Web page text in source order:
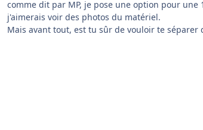
comme dit par MP, je pose une option pour une
j'aimerais voir des photos du matériel.
Mais avant tout, est tu sûr de vouloir te